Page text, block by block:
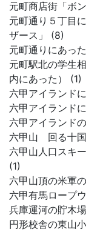
元町商店街「ボ
元町通り５丁目
ザース」 (8)
元町通りにあっ
元町駅北の学生
内にあった） (1)
六甲アイランド
六甲アイランド
六甲アイランド
六甲山 回る十
六甲山人口スキ
(1)
六甲山頂の米軍
六甲有馬ロープ
兵庫運河の貯木
円形校舎の東山